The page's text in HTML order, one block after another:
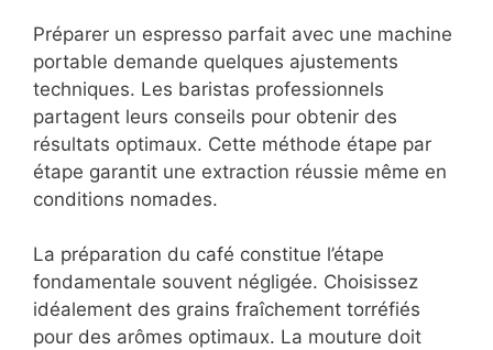
Préparer un espresso parfait avec une machine
portable demande quelques ajustements
techniques. Les baristas professionnels
partagent leurs conseils pour obtenir des
résultats optimaux. Cette méthode étape par
étape garantit une extraction réussie même en
conditions nomades.
La préparation du café constitue l’étape
fondamentale souvent négligée. Choisissez
idéalement des grains fraîchement torréfiés
pour des arômes optimaux. La mouture doit